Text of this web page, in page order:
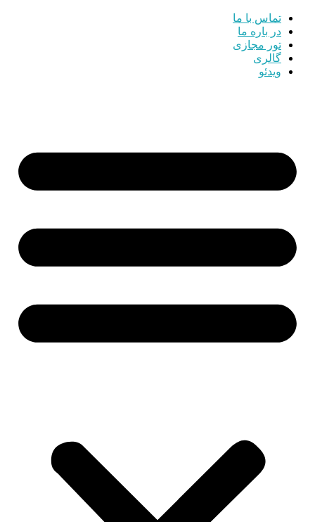
تماس با ما
در باره ما
تور مجازی
گالری
ویدئو